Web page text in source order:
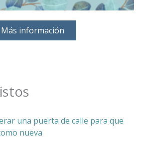
Más información
una puerta de calle para que
nueva